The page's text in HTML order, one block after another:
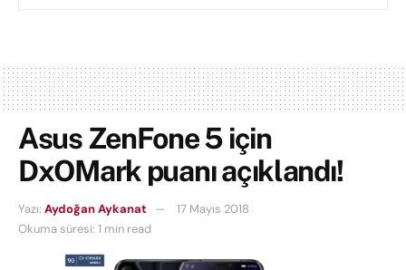
Asus ZenFone 5 için
DxOMark puanı açıklandı!
Yazı: Aydoğan Aykanat
17 Mayıs 2018
Okuma süresi: 1 min read